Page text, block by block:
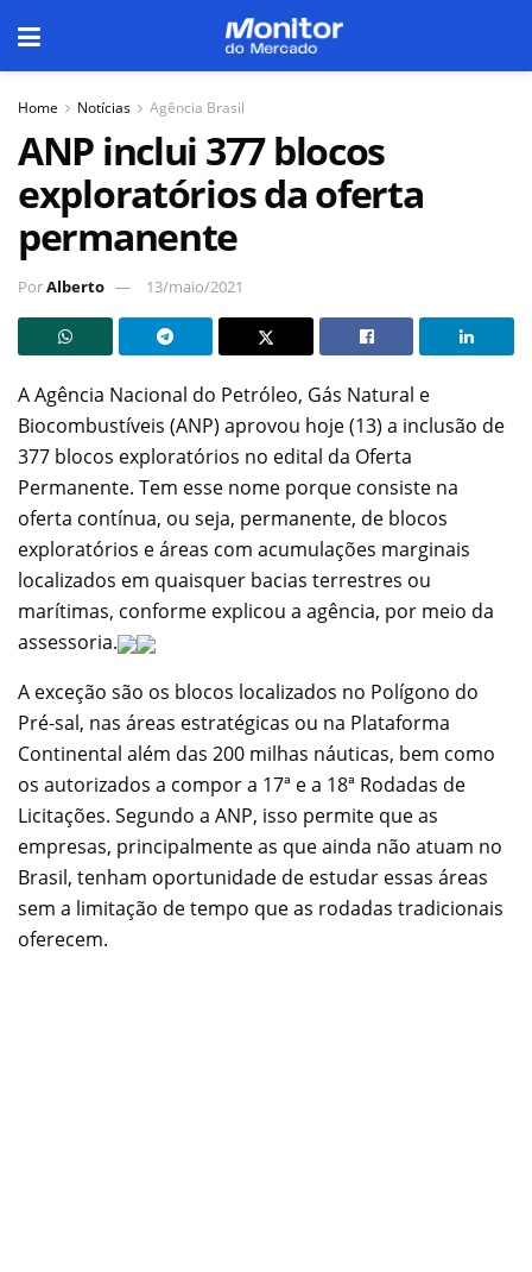
Home Notícias Agência Brasil
ANP inclui 377 blocos
exploratórios da oferta
permanente
PorAlberto 13/maio/2021
A Agência Nacional do Petróleo, Gás Natural e
Biocombustíveis (ANP) aprovou hoje (13) a inclusão de
377 blocos exploratórios no edital da Oferta
Permanente. Tem esse nome porque consiste na
oferta contínua, ou seja, permanente, de blocos
exploratórios e áreas com acumulações marginais
localizados em quaisquer bacias terrestres ou
marítimas, conforme explicou a agência, por meio da
assessoria.
A exceção são os blocos localizados no Polígono do
Pré-sal, nas áreas estratégicas ou na Plataforma
Continental além das 200 milhas náuticas, bem como
os autorizados a compor a 17ª e a 18ª Rodadas de
Licitações. Segundo a ANP, isso permite que as
empresas, principalmente as que ainda não atuam no
Brasil, tenham oportunidade de estudar essas áreas
sem a limitação de tempo que as rodadas tradicionais
oferecem.